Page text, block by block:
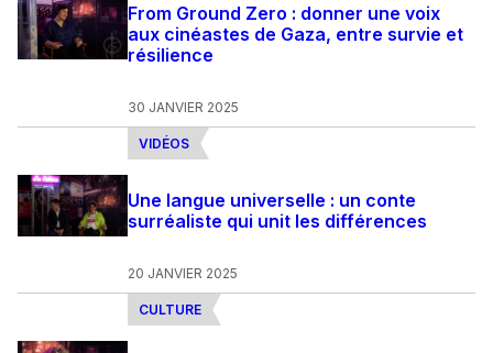
From Ground Zero : donner une voix
aux cinéastes de Gaza, entre survie et
résilience
30 JANVIER 2025
VIDÉOS
Une langue universelle : un conte
surréaliste qui unit les différences
20 JANVIER 2025
CULTURE